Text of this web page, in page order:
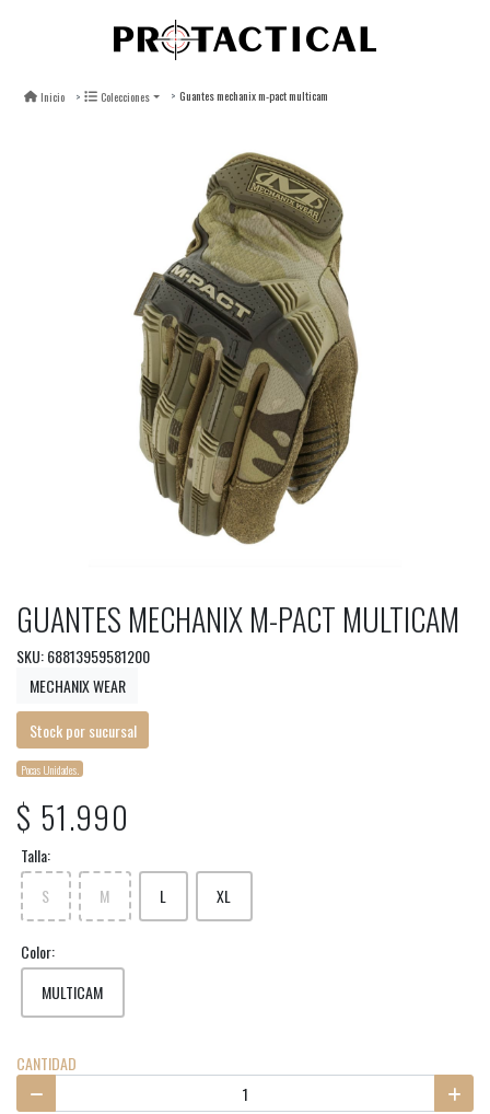
Inicio Colecciones Guantes mechanix m-pact multicam
GUANTES MECHANIX M-PACT MULTICAM
SKU: 68813959581200
MECHANIX WEAR
Stock por sucursal
Pocas Unidades.
$ 51.990
Talla:
S
M L XL
Color:
MULTICAM
CANTIDAD